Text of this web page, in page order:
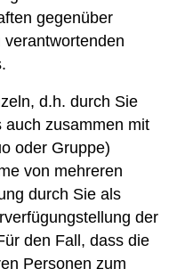
gegenüber
d.h. durch Sie
auch zusammen mit
oder Gruppe)
von mehreren
durch Sie als
der
den Fall, dass die
Personen zum